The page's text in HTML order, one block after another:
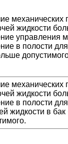
механических
жидкости
управления
в полости
механических
жидкости
в полости
жидкости в